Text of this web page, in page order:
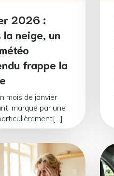
2026 :
la neige, un
frappe la
mois de janvier
marqué par une